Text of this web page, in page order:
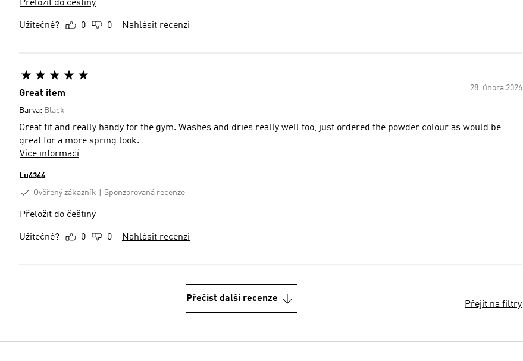
Přeložit do češtiny
Užitečné? 0 0 Nahlásit recenzi
28. února 2026
Great item
Barva: Black
Great fit and really handy for the gym. Washes and dries really well too, just ordered the powder colour as would be
great for a more spring look.
Více informací
Lu4344
Ověřený zákazník
Sponzorovaná recenze
Přeložit do češtiny
Užitečné? 0 0 Nahlásit recenzi
Přečíst další recenze
Přejít na filtry